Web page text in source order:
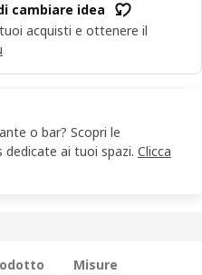
cambiare idea
acquisti e ottenere il
o bar? Scopri le
dedicate ai tuoi spazi. Clicca
Misure